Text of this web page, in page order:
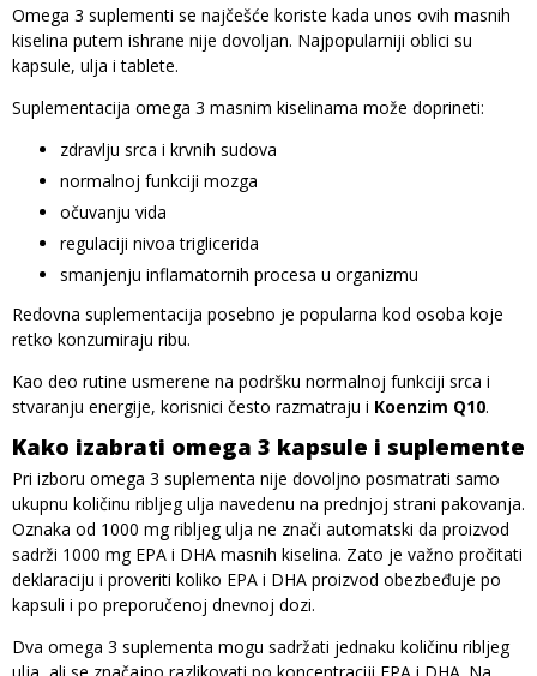
Omega 3 suplementi se najčešće koriste kada unos ovih masnih
kiselina putem ishrane nije dovoljan. Najpopularniji oblici su
kapsule, ulja i tablete.
Suplementacija omega 3 masnim kiselinama može doprineti:
zdravlju srca i krvnih sudova
normalnoj funkciji mozga
očuvanju vida
regulaciji nivoa triglicerida
smanjenju inflamatornih procesa u organizmu
Redovna suplementacija posebno je popularna kod osoba koje
retko konzumiraju ribu.
Kao deo rutine usmerene na podršku normalnoj funkciji srca i
stvaranju energije, korisnici često razmatraju i Koenzim Q10.
Kako izabrati omega 3 kapsule i suplemente
Pri izboru omega 3 suplementa nije dovoljno posmatrati samo
ukupnu količinu ribljeg ulja navedenu na prednjoj strani pakovanja.
Oznaka od 1000 mg ribljeg ulja ne znači automatski da proizvod
sadrži 1000 mg EPA i DHA masnih kiselina. Zato je važno pročitati
deklaraciju i proveriti koliko EPA i DHA proizvod obezbeđuje po
kapsuli i po preporučenoj dnevnoj dozi.
Dva omega 3 suplementa mogu sadržati jednaku količinu ribljeg